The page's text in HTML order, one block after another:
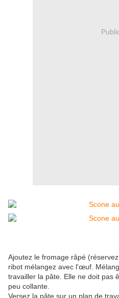
Ajoutez le fromage râpé
ribot mélangez avec l'œuf.
travailler la pâte. Elle ne doit pas
peu collante.
Versez la pâte sur un plan de